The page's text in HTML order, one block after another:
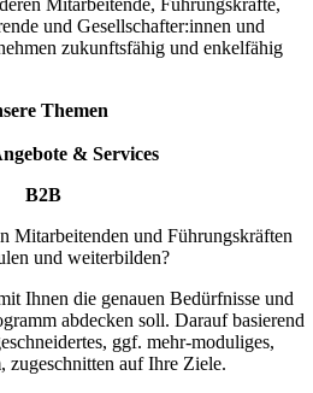
Mitarbeitende, Führungskräfte,
und Gesellschafter:innen und
zukunftsfähig und enkelfähig
Themen
& Services
B2B
Mitarbeitenden und Führungskräften
und weiterbilden?
Ihnen die genauen Bedürfnisse und
abdecken soll. Darauf basierend
ggf. mehr-moduliges,
zugeschnitten auf Ihre Ziele.